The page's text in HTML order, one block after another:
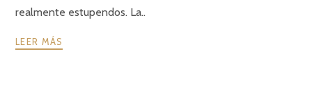
realmente estupendos. La..
LEER MÁS